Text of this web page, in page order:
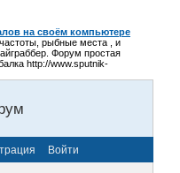
на своём компьютере
рыбные места , и
Форум простая
http://www.sputnik-
Войти